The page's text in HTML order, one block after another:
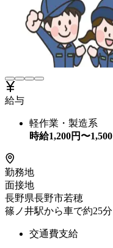
給与
軽作業・製造系
時給1,200円〜1,500
勤務地
面接地
長野県長野市若穂
篠ノ井駅から車で約25分
交通費支給